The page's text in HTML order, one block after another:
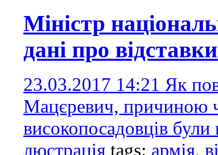
Міністр
дані про
23.03.2017 14:21 Як
Мацєревич, причиною
високопосадовців
люстрація tags: армія,